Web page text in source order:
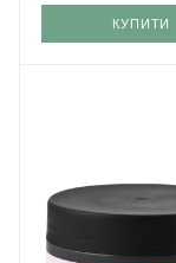
КУПИТИ